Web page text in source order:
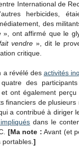
International de
herbicides,
des
», ont affirmé que le
vendre», dit le
critique.
a révélé des activités
des
et ont également
financiers de
a contribué à diriger
dans le
[Ma note : Avant (et
]